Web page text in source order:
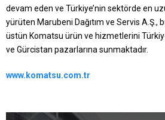
devam eden ve Türkiye’nin sektörde en
yürüten Marubeni Dağıtım ve Servis A.Ş.,
üstün Komatsu ürün ve hizmetlerini
ve Gürcistan pazarlarına sunmaktadır.
www.komatsu.com.tr